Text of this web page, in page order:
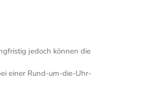
jedoch können die
einer Rund-um-die-Uhr-